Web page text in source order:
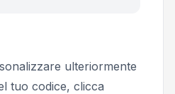
ulteriormente
tuo codice, clicca